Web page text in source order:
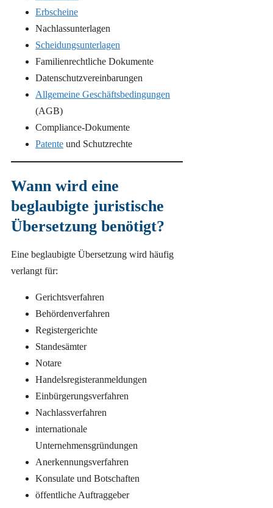
Erbscheine
Nachlassunterlagen
Scheidungsunterlagen
Familienrechtliche Dokumente
Datenschutzvereinbarungen
Allgemeine Geschäftsbedingungen
(AGB)
Compliance-Dokumente
Patente und Schutzrechte
Wann wird eine
beglaubigte juristische
Übersetzung benötigt?
Eine beglaubigte Übersetzung wird häufig
verlangt für:
Gerichtsverfahren
Behördenverfahren
Registergerichte
Standesämter
Notare
Handelsregisteranmeldungen
Einbürgerungsverfahren
Nachlassverfahren
internationale
Unternehmensgründungen
Anerkennungsverfahren
Konsulate und Botschaften
öffentliche Auftraggeber